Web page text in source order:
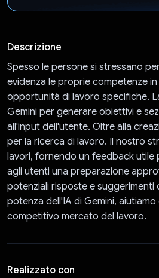
Descrizione
Spesso le persone si stressano
evidenza le proprie competenze
opportunità di lavoro specifiche.
Gemini per generare obiettivi e
all'input dell'utente. Oltre alla
per la ricerca di lavoro. Il nostro
lavori, fornendo un feedback utile
agli utenti una preparazione
potenziali risposte e
potenza dell'IA di Gemini,
competitivo mercato del lavoro.
Realizzato con